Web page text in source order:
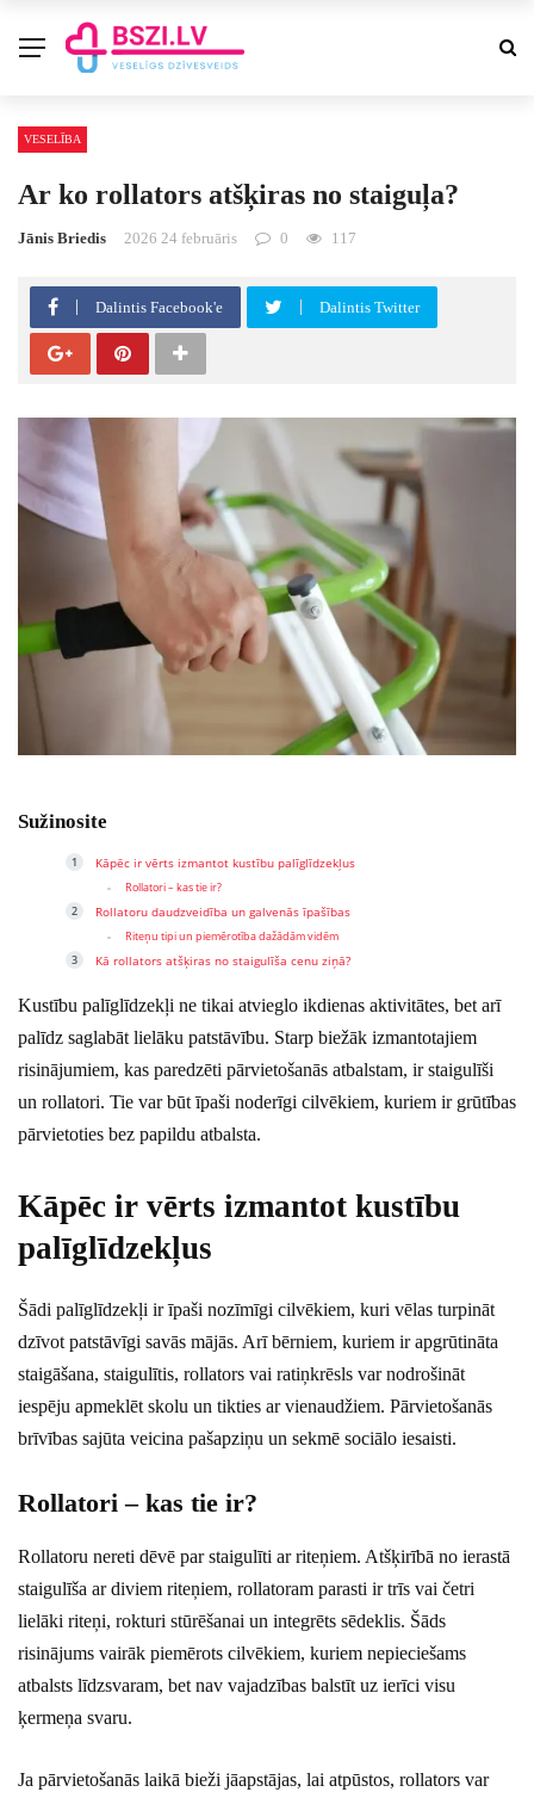
VESELĪBA
Ar ko rollators atšķiras no staiguļa?
Jānis Briedis 2026 24 februāris 0 117
Dalintis Facebook'e Dalintis Twitter
Sužinosite
Kāpēc ir vērts izmantot kustību palīglīdzekļus
Rollatori – kas tie ir?
Rollatoru daudzveidība un galvenās īpašības
Riteņu tipi un piemērotība dažādām vidēm
Kā rollators atšķiras no staigulīša cenu ziņā?
Kustību palīglīdzekļi ne tikai atvieglo ikdienas aktivitātes, bet arī
palīdz saglabāt lielāku patstāvību. Starp biežāk izmantotajiem
risinājumiem, kas paredzēti pārvietošanās atbalstam, ir staigulīši
un rollatori. Tie var būt īpaši noderīgi cilvēkiem, kuriem ir grūtības
pārvietoties bez papildu atbalsta.
Kāpēc ir vērts izmantot kustību
palīglīdzekļus
Šādi palīglīdzekļi ir īpaši nozīmīgi cilvēkiem, kuri vēlas turpināt
dzīvot patstāvīgi savās mājās. Arī bērniem, kuriem ir apgrūtināta
staigāšana, staigulītis, rollators vai ratiņkrēsls var nodrošināt
iespēju apmeklēt skolu un tikties ar vienaudžiem. Pārvietošanās
brīvības sajūta veicina pašapziņu un sekmē sociālo iesaisti.
Rollatori – kas tie ir?
Rollatoru nereti dēvē par staigulīti ar riteņiem. Atšķirībā no ierastā
staigulīša ar diviem riteņiem, rollatoram parasti ir trīs vai četri
lielāki riteņi, rokturi stūrēšanai un integrēts sēdeklis. Šāds
risinājums vairāk piemērots cilvēkiem, kuriem nepieciešams
atbalsts līdzsvaram, bet nav vajadzības balstīt uz ierīci visu
ķermeņa svaru.
Ja pārvietošanās laikā bieži jāapstājas, lai atpūstos, rollators var